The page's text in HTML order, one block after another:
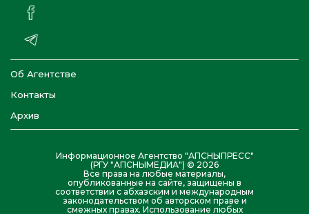
Об Агентстве
Контакты
Архив
Информационное Агентство "АПСНЫПРЕСС"
(РГУ "АПСНЫМЕДИА") © 2026
Все права на любые материалы,
опубликованные на сайте, защищены в
соответствии с абхазским и международным
законодательством об авторском праве и
смежных правах. Использование любых